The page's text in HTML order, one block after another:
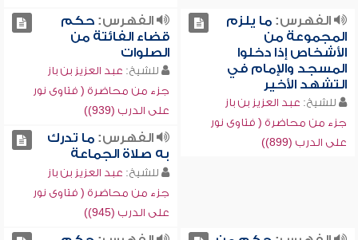
الفهرس:ما يلزم
المجموعة من
الأشخاص إذا دخلوا
المسجد والإمام في
التشهد الأخير
للشيخ: عبد العزيز بن باز
جزء من محاضرة ( فتاوى نور
على الدرب (899))
الفهرس:حكم
قضاء الفائتة من
الصلوات
للشيخ: عبد العزيز بن باز
جزء من محاضرة ( فتاوى نور
على الدرب (939))
الفهرس:ما تدرك
به صلاة الجماعة
للشيخ: عبد العزيز بن باز
جزء من محاضرة ( فتاوى نور
على الدرب (945))